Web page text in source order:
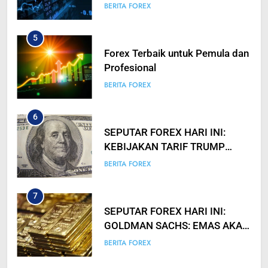
hingga Profesional
BERITA FOREX
5
Forex Terbaik untuk Pemula dan
Profesional
BERITA FOREX
6
SEPUTAR FOREX HARI INI:
KEBIJAKAN TARIF TRUMP
TIDAK SEAGRESIF YANG
BERITA FOREX
7
SEPUTAR FOREX HARI INI:
GOLDMAN SACHS: EMAS AKAN
CAPAI $3000 PADA 2026
BERITA FOREX